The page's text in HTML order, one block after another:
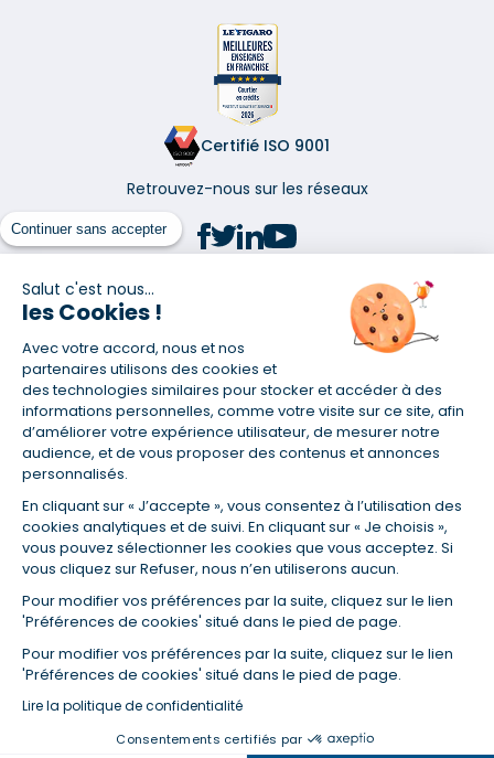
Continuer sans accepter
Salut c'est nous...
les Cookies !
Avec votre accord, nous et nos
partenaires utilisons des cookies et
des technologies similaires pour stocker et accéder à des
informations personnelles, comme votre visite sur ce site, afin
d’améliorer votre expérience utilisateur, de mesurer notre
audience, et de vous proposer des contenus et annonces
personnalisés.
En cliquant sur « J’accepte », vous consentez à l’utilisation des
cookies analytiques et de suivi. En cliquant sur « Je choisis »,
vous pouvez sélectionner les cookies que vous acceptez. Si
vous cliquez sur Refuser, nous n’en utiliserons aucun.
Pour modifier vos préférences par la suite, cliquez sur le lien
'Préférences de cookies' situé dans le pied de page.
Pour modifier vos préférences par la suite, cliquez sur le lien
'Préférences de cookies' situé dans le pied de page.
Lire la politique de confidentialité
Consentements certifiés par
Certifié ISO 9001
Retrouvez-nous sur les réseaux
(1) Taux fixe national hors assurance et selon votre profil
(2) Économie de 65 % pour l'assurance d'un prêt amortissable de 330
457,23 € à 0,90 % sur 19,5 ans, accordé à un salarié non cadre assuré à
100 % (décès, PTIA, IPP, ITT, IPP) âgé de 36 ans fumeur et une personne
salariée non cadre assurée à 100 % (décès, PTIA, IPP, ITT, IPP) âgée de 35
ans et non-fumeur, tous deux sans risque médical connu. Au
14/07/2019, coût de l'assurance proposée par la banque 179,08 €/mois
en moyenne contre 64,60 €/mois en moyenne au 14/07/2022 avec
Empruntis.com (TAEA : 0,44 %, coût total de l'assurance : 15 117,65 €).
(3) Taux minimum pour un crédit consommation d'un montant fixé entre
5 000 et 20 000 euros, selon profil et durée.
(4) La diminution du montant des mensualités entraîne l'allongement
de la durée de remboursement ainsi que la hausse du coût total du
(5) Banques de réseau, mutualistes, spécialisées, directions
régionales, organismes de crédit selon votre profil et votre demande.
Mutuelles, compagnies et courtiers d'assurances. Selon votre profil et
votre demande.
régionales, organismes de crédit, selon votre profil et votre demande.